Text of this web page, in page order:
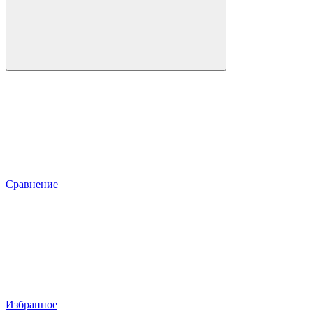
Сравнение
Избранное